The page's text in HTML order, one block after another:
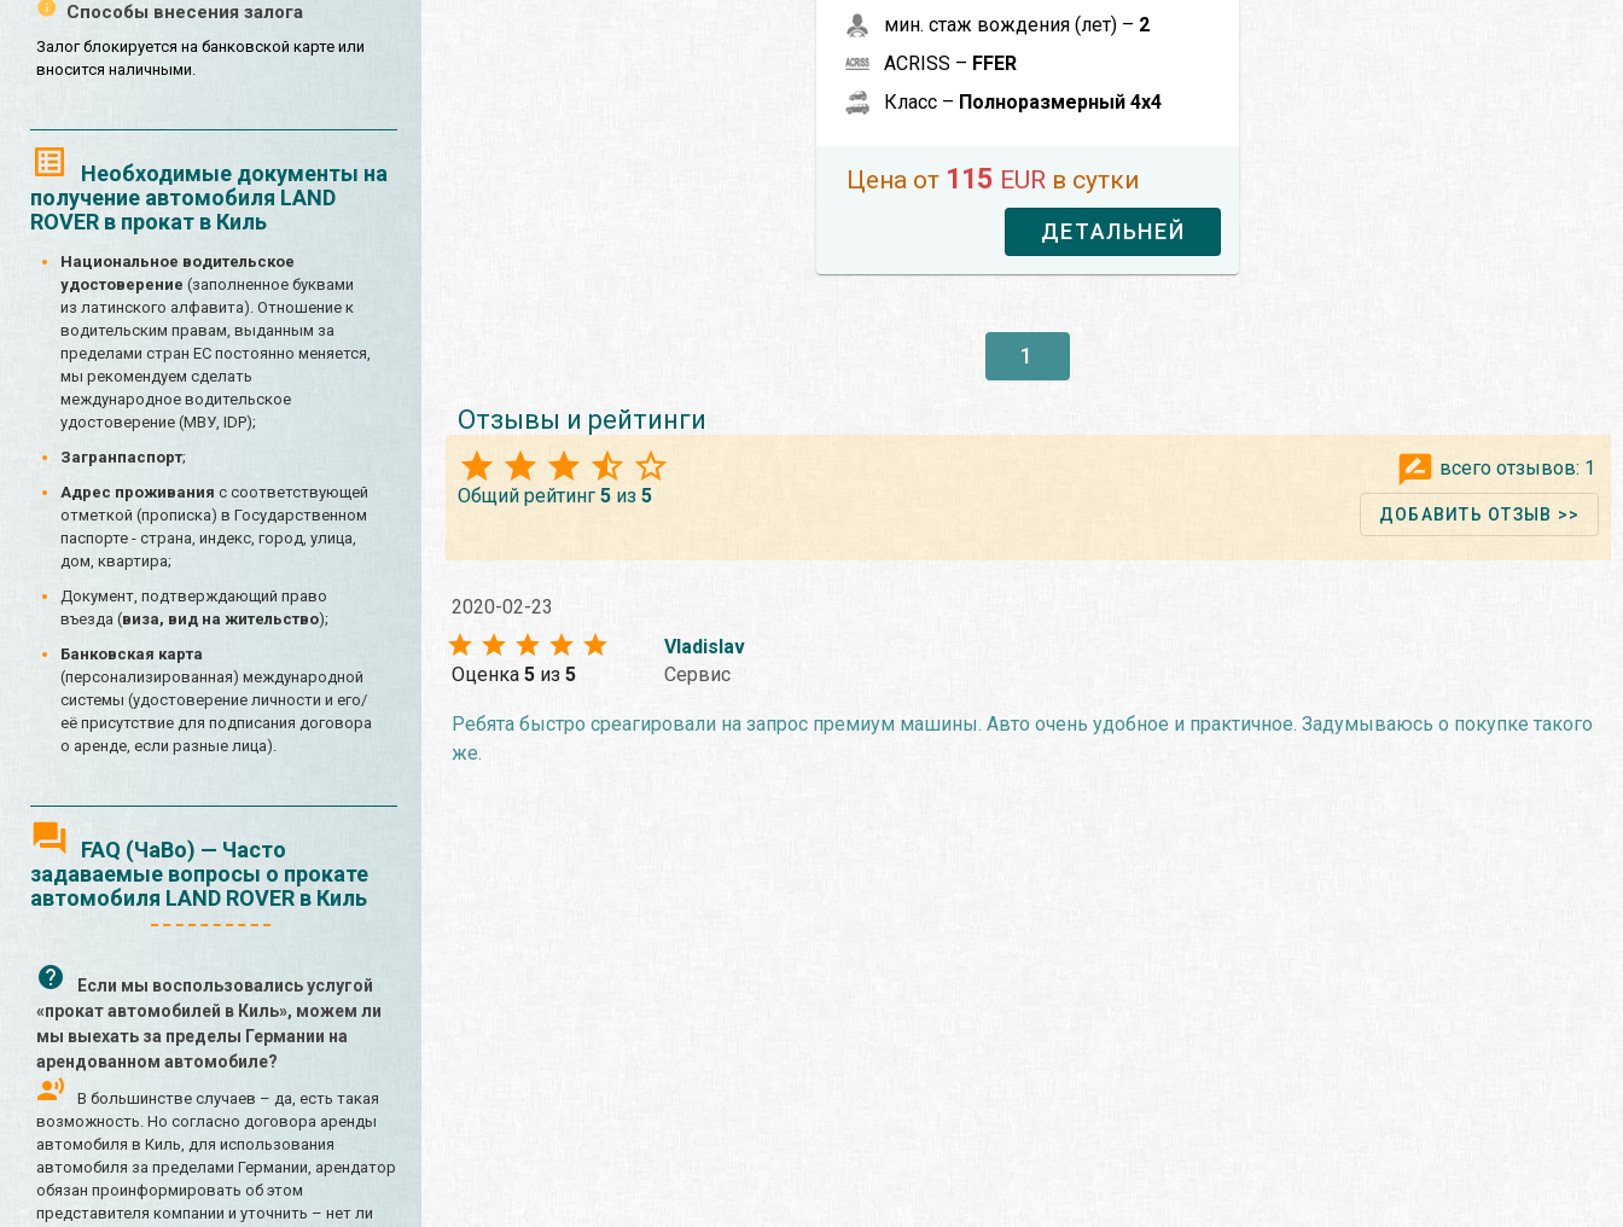
Способы внесения залога
Залог блокируется на банковской карте или
вносится наличными.
Необходимые документы на
получение автомобиля LAND
ROVER в прокат в Киль
Национальное водительское
удостоверение (заполненное буквами
из латинского алфавита). Отношение к
водительским правам, выданным за
пределами стран ЕС постоянно меняется,
мы рекомендуем сделать
международное водительское
удостоверение (МВУ, IDP);
Загранпаспорт;
Адрес проживания с соответствующей
отметкой (прописка) в Государственном
паспорте - страна, индекс, город, улица,
дом, квартира;
Документ, подтверждающий право
въезда (виза, вид на жительство);
Банковская карта
(персонализированная) международной
системы (удостоверение личности и его/
её присутствие для подписания договора
о аренде, если разные лица).
FAQ (ЧаВо) — Часто
задаваемые вопросы о прокате
автомобиля LAND ROVER в Киль
Если мы воспользовались услугой
«прокат автомобилей в Киль», можем ли
мы выехать за пределы Германии на
арендованном автомобиле?
В большинстве случаев – да, есть такая
возможность. Но согласно договора аренды
автомобиля в Киль, для использования
автомобиля за пределами Германии, арендатор
обязан проинформировать об этом
представителя компании и уточнить – нет ли
мин. стаж вождения (лет) – 2
ACRISS – FFER
Класс – Полноразмерный 4x4
Цена от 115 EUR в сутки
ДЕТАЛЬНЕЙ
1
Отзывы и рейтинги
Общий рейтинг 5из 5
всего отзывов: 1
ДОБАВИТЬ ОТЗЫВ >>
2020-02-23
Оценка 5из 5
Vladislav
Сервис
Ребята быстро среагировали на запрос премиум машины. Авто очень удобное и практичное. Задумываюсь о покупке такого
же.